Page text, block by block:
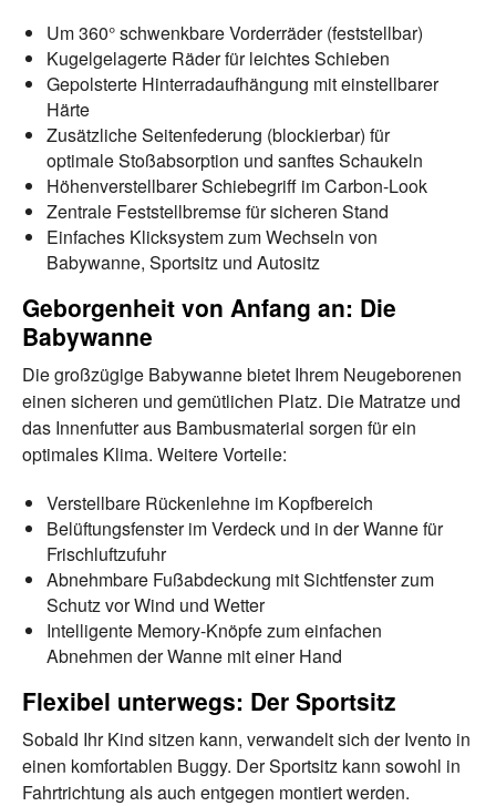
Um 360° schwenkbare Vorderräder (feststellbar)
Kugelgelagerte Räder für leichtes Schieben
Gepolsterte Hinterradaufhängung mit einstellbarer
Härte
Zusätzliche Seitenfederung (blockierbar) für
optimale Stoßabsorption und sanftes Schaukeln
Höhenverstellbarer Schiebegriff im Carbon-Look
Zentrale Feststellbremse für sicheren Stand
Einfaches Klicksystem zum Wechseln von
Babywanne, Sportsitz und Autositz
Geborgenheit von Anfang an: Die
Babywanne
Die großzügige Babywanne bietet Ihrem Neugeborenen
einen sicheren und gemütlichen Platz. Die Matratze und
das Innenfutter aus Bambusmaterial sorgen für ein
optimales Klima. Weitere Vorteile:
Verstellbare Rückenlehne im Kopfbereich
Belüftungsfenster im Verdeck und in der Wanne für
Frischluftzufuhr
Abnehmbare Fußabdeckung mit Sichtfenster zum
Schutz vor Wind und Wetter
Intelligente Memory-Knöpfe zum einfachen
Abnehmen der Wanne mit einer Hand
Flexibel unterwegs: Der Sportsitz
Sobald Ihr Kind sitzen kann, verwandelt sich der Ivento in
einen komfortablen Buggy. Der Sportsitz kann sowohl in
Fahrtrichtung als auch entgegen montiert werden.